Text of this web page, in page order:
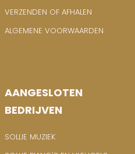
VERZENDEN OF AFHALEN
ALGEMENE VOORWAARDEN
AANGESLOTEN
BEDRIJVEN
SOLLIE MUZIEK